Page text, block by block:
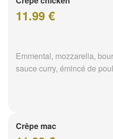
11.99 €
Emmental, mozzarella,
sauce curry, émincé de
Crêpe mac